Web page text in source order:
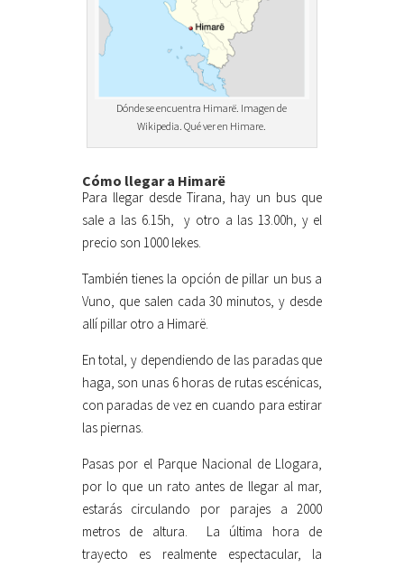
Dónde se encuentra Himarë. Imagen de
Wikipedia. Qué ver en Himare.
Cómo llegar a Himarë
Para llegar desde Tirana, hay un bus que
sale a las 6.15h,
y otro a las 13.00h, y el
precio son 1000 lekes.
También tienes la opción de pillar un bus a
Vuno, que salen cada 30 minutos, y desde
allí pillar otro a Himarë.
En total, y dependiendo de las paradas que
haga, son unas 6 horas de rutas escénicas,
con paradas de vez en cuando para estirar
las piernas.
Pasas por el Parque Nacional de Llogara,
por lo que un rato antes de llegar al mar,
estarás circulando por parajes a 2000
metros de altura. La última hora de
trayecto es realmente espectacular, la